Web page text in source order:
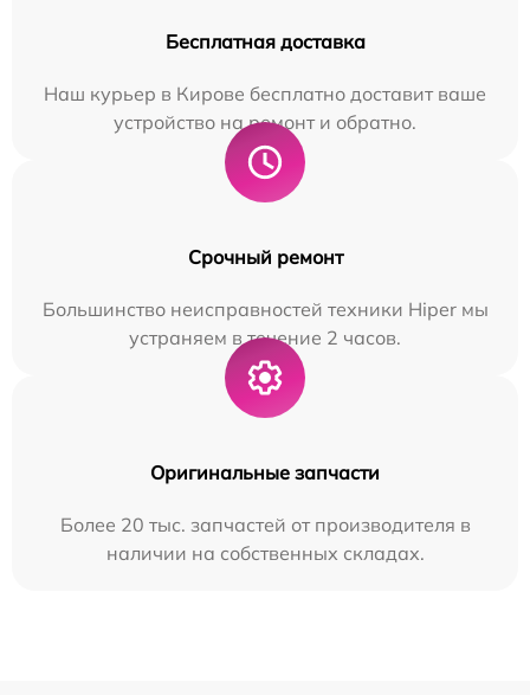
Бесплатная доставка
Наш курьер в Кирове бесплатно доставит ваше
устройство на ремонт и обратно.
Срочный ремонт
Большинство неисправностей техники Hiper мы
устраняем в течение 2 часов.
Оригинальные запчасти
Более 20 тыс. запчастей от производителя в
наличии на собственных складах.